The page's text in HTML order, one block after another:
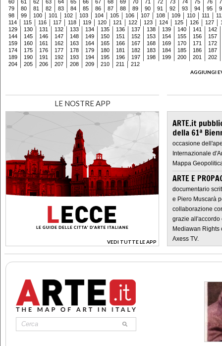
60 61 62 63 64 65 66 67 68 69 70 71 72 73 74 75 76
79
80 81 82 83 84 85 86 87 88 89 90 91 92 93 94 95
98
99 100 101 102 103 104 105 106 107 108 109 110 111
114
115 116 117 118 119 120 121 122 123 124 125 126 127
129
130 131 132 133 134 135 136 137 138 139 140 141
142
144
145 146 147 148 149 150 151 152 153 154 155 156
157
159
160 161 162 163 164 165 166 167 168 169 170 171
172
174
175 176 177 178 179 180 181 182 183 184 185 186
187
189
190 191 192 193 194 195 196 197 198 199 200 201
202
204
205 206 207 208 209 210 211
212
AGGIUNGI
LE NOSTRE APP
VEDI TUTTE LE APP
>
ARTE.it
della 61ª
occasione
Internazionale
Mappa
ARTE E
documentario
e Piero Muscarà
collaborazione
grazie all'accordo
Mediawan Rights
Axess TV.